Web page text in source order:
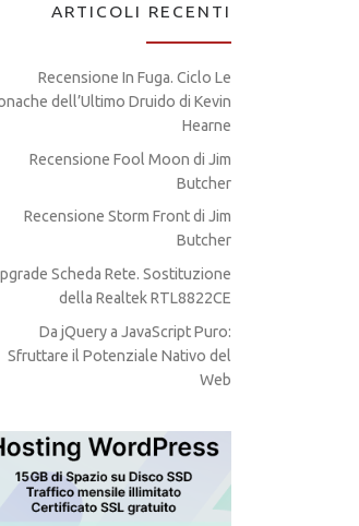
ARTICOLI RECENTI
Recensione In Fuga. Ciclo Le
dell’Ultimo Druido di Kevin
Hearne
Recensione Fool Moon di Jim
Butcher
Recensione Storm Front di Jim
Butcher
Scheda Rete. Sostituzione
della Realtek RTL8822CE
Da jQuery a JavaScript Puro:
Sfruttare il Potenziale Nativo del
Web